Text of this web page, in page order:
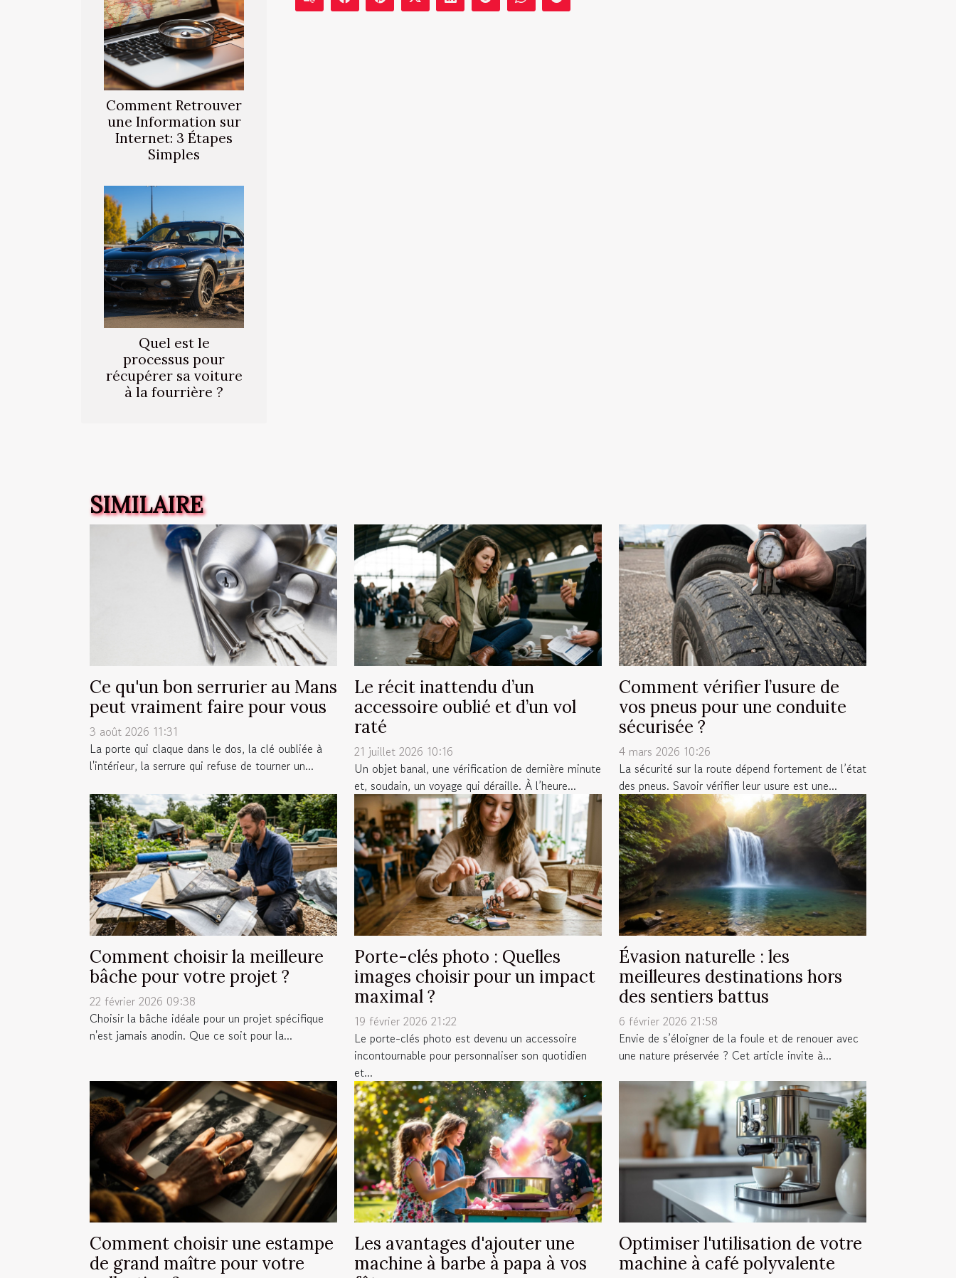
Comment Retrouver
une Information sur
Internet: 3 Étapes
Simples
Quel est le
processus pour
récupérer sa voiture
à la fourrière ?
SIMILAIRE
Ce qu'un bon serrurier au Mans
peut vraiment faire pour vous
3 août 2026 11:31
La porte qui claque dans le dos, la clé oubliée à
l'intérieur, la serrure qui refuse de tourner un...
Le récit inattendu d’un
accessoire oublié et d’un vol
raté
21 juillet 2026 10:16
Un objet banal, une vérification de dernière minute
et, soudain, un voyage qui déraille. À l’heure...
Comment vérifier l’usure de
vos pneus pour une conduite
sécurisée ?
4 mars 2026 10:26
La sécurité sur la route dépend fortement de l’état
des pneus. Savoir vérifier leur usure est une...
Comment choisir la meilleure
bâche pour votre projet ?
22 février 2026 09:38
Choisir la bâche idéale pour un projet spécifique
n'est jamais anodin. Que ce soit pour la...
Porte-clés photo : Quelles
images choisir pour un impact
maximal ?
19 février 2026 21:22
Le porte-clés photo est devenu un accessoire
incontournable pour personnaliser son quotidien
et...
Évasion naturelle : les
meilleures destinations hors
des sentiers battus
6 février 2026 21:58
Envie de s’éloigner de la foule et de renouer avec
une nature préservée ? Cet article invite à...
Comment choisir une estampe
de grand maître pour votre
Les avantages d'ajouter une
machine à barbe à papa à vos
Optimiser l'utilisation de votre
machine à café polyvalente